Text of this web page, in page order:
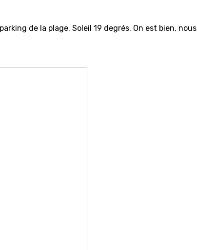
de la plage. Soleil 19 degrés. On est bien, nous